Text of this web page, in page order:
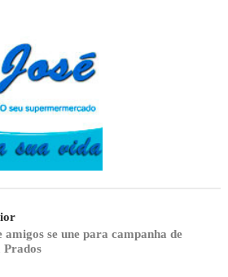
amigos se une para campanha de
Prados